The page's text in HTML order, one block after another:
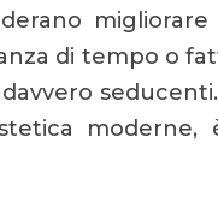
di tempo o
moderne,